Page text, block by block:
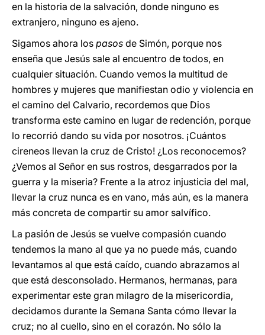
en la historia de la salvación, donde ninguno es
extranjero, ninguno es ajeno.
Sigamos ahora los pasos de Simón, porque nos
enseña que Jesús sale al encuentro de todos, en
cualquier situación. Cuando vemos la multitud de
hombres y mujeres que manifiestan odio y violencia en
el camino del Calvario, recordemos que Dios
transforma este camino en lugar de redención, porque
lo recorrió dando su vida por nosotros. ¡Cuántos
cireneos llevan la cruz de Cristo! ¿Los reconocemos?
¿Vemos al Señor en sus rostros, desgarrados por la
guerra y la miseria? Frente a la atroz injusticia del mal,
llevar la cruz nunca es en vano, más aún, es la manera
más concreta de compartir su amor salvífico.
La pasión de Jesús se vuelve compasión cuando
tendemos la mano al que ya no puede más, cuando
levantamos al que está caído, cuando abrazamos al
que está desconsolado. Hermanos, hermanas, para
experimentar este gran milagro de la misericordia,
decidamos durante la Semana Santa cómo llevar la
cruz; no al cuello, sino en el corazón. No sólo la